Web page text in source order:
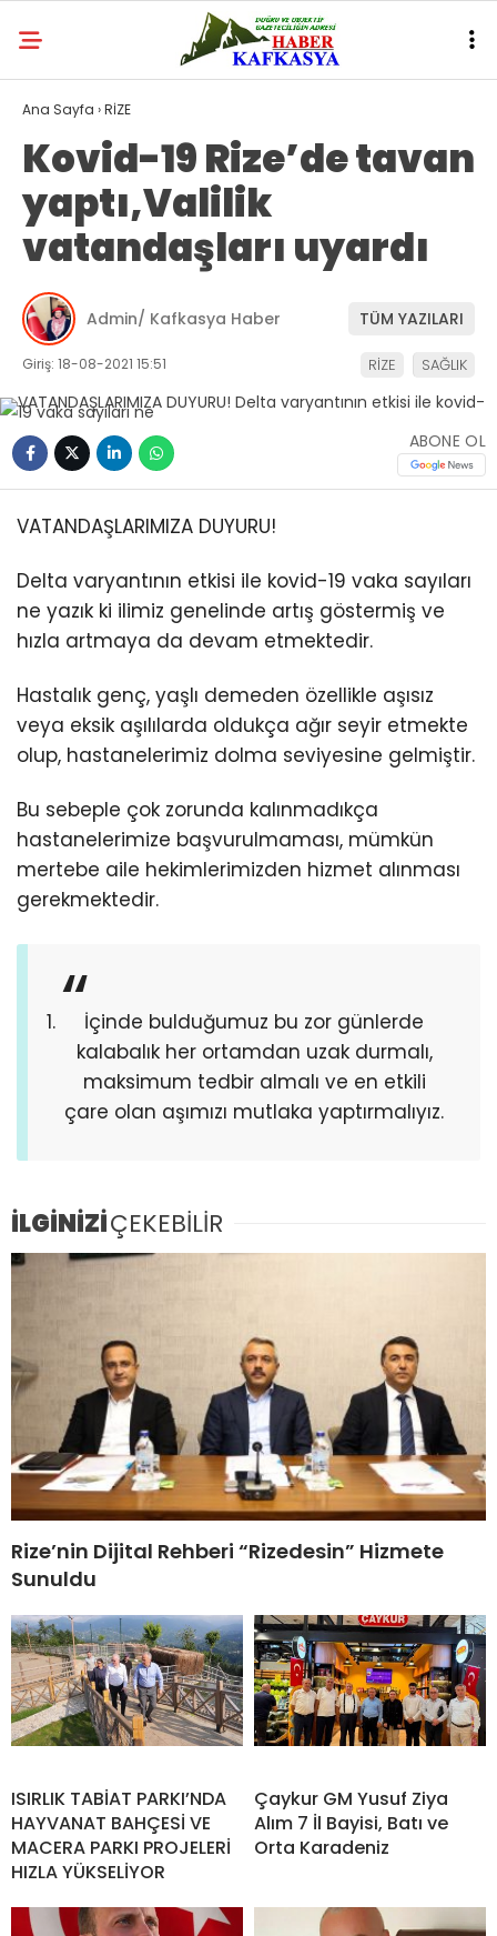
Ana Sayfa ›RİZE
Kovid-19 Rize’de tavan
yaptı,Valilik
vatandaşları uyardı
Admin/ Kafkasya Haber TÜM YAZILARI
Giriş: 18-08-2021 15:51 RİZE SAĞLIK
ABONE OL
VATANDAŞLARIMIZA DUYURU!
Delta varyantının etkisi ile kovid-19 vaka sayıları
ne yazık ki ilimiz genelinde artış göstermiş ve
hızla artmaya da devam etmektedir.
Hastalık genç, yaşlı demeden özellikle aşısız
veya eksik aşılılarda oldukça ağır seyir etmekte
olup, hastanelerimiz dolma seviyesine gelmiştir.
Bu sebeple çok zorunda kalınmadıkça
hastanelerimize başvurulmaması, mümkün
mertebe aile hekimlerimizden hizmet alınması
gerekmektedir.
İçinde bulduğumuz bu zor günlerde
kalabalık her ortamdan uzak durmalı,
maksimum tedbir almalı ve en etkili
çare olan aşımızı mutlaka yaptırmalıyız.
İLGİNİZİÇEKEBİLİR
Rize’nin Dijital Rehberi “Rizedesin” Hizmete
Sunuldu
ISIRLIK TABİAT PARKI’NDA
HAYVANAT BAHÇESİ VE
MACERA PARKI PROJELERİ
HIZLA YÜKSELİYOR
Çaykur GM Yusuf Ziya
Alım 7 İl Bayisi, Batı ve
Orta Karadeniz